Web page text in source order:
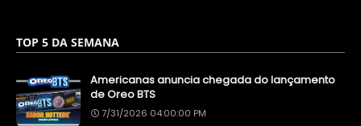
TOP 5 DA SEMANA
Americanas anuncia chegada do lançamento
de Oreo BTS
7/31/2026 04:00:00 PM